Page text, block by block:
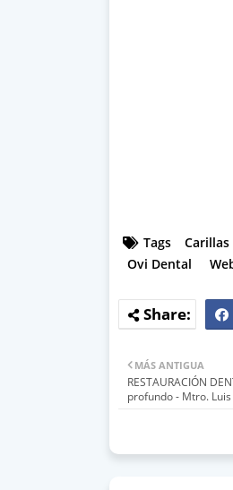
Tags
Ovi Dental
MÁS ANTIGUA
RESTAURACIÓN
profundo - Mtro.